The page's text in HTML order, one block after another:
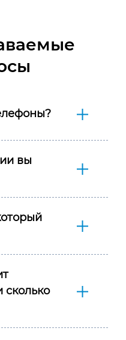
вы
сколько